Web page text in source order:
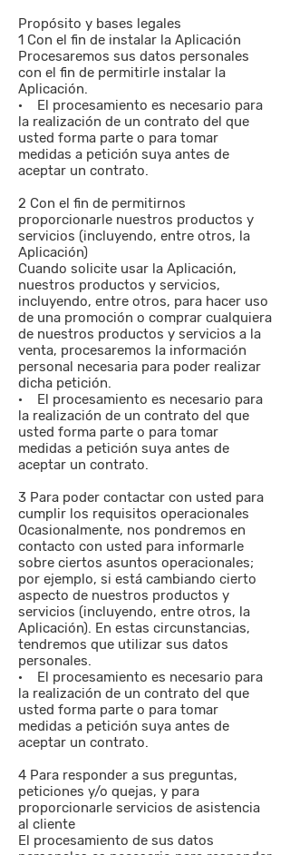
Propósito y bases legales
1 Con el fin de instalar la Aplicación
Procesaremos sus datos personales
con el fin de permitirle instalar la
Aplicación.
· El procesamiento es necesario para
la realización de un contrato del que
usted forma parte o para tomar
medidas a petición suya antes de
aceptar un contrato.
2 Con el fin de permitirnos
proporcionarle nuestros productos y
servicios (incluyendo, entre otros, la
Aplicación)
Cuando solicite usar la Aplicación,
nuestros productos y servicios,
incluyendo, entre otros, para hacer uso
de una promoción o comprar cualquiera
de nuestros productos y servicios a la
venta, procesaremos la información
personal necesaria para poder realizar
dicha petición.
· El procesamiento es necesario para
la realización de un contrato del que
usted forma parte o para tomar
medidas a petición suya antes de
aceptar un contrato.
3 Para poder contactar con usted para
cumplir los requisitos operacionales
Ocasionalmente, nos pondremos en
contacto con usted para informarle
sobre ciertos asuntos operacionales;
por ejemplo, si está cambiando cierto
aspecto de nuestros productos y
servicios (incluyendo, entre otros, la
Aplicación). En estas circunstancias,
tendremos que utilizar sus datos
personales.
· El procesamiento es necesario para
la realización de un contrato del que
usted forma parte o para tomar
medidas a petición suya antes de
aceptar un contrato.
4 Para responder a sus preguntas,
peticiones y/o quejas, y para
proporcionarle servicios de asistencia
al cliente
El procesamiento de sus datos